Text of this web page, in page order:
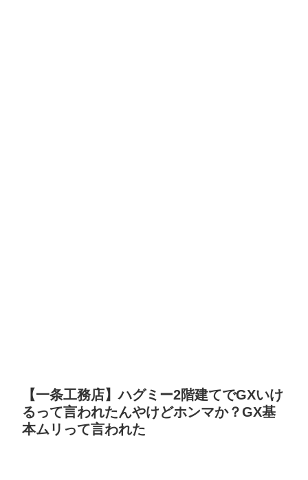
【一条工務店】ハグミー2階建てでGXいけ
るって言われたんやけどホンマか？GX基
本ムリって言われた